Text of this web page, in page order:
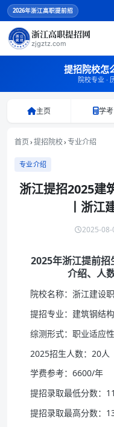
2026年浙江高职提前招
浙江高职提招网
zjgztz.com
提招院校怎
院校专业 ·
主页 学考
首页›提招院校›专业介绍
专业介绍
浙江提招2025建
丨浙
2025-08-
2025年浙江提前招
介绍、人
院校名称：浙江建设
提招专业：建筑钢结
综测形式：职业适应
2025招生人数：20人
学费参考：6600/年
提招录取最低分数：
提招录取最高分数：